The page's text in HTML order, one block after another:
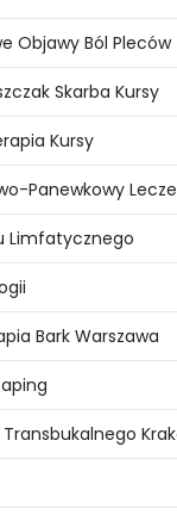
Objawy Ból Pleców
Skarba Kursy
Kursy
Panewkowy
Limfatycznego
Bark Warszawa
Transbukalnego